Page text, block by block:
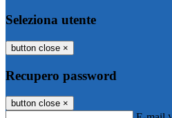
Seleziona utente
button close ×
Recupero password
button close ×